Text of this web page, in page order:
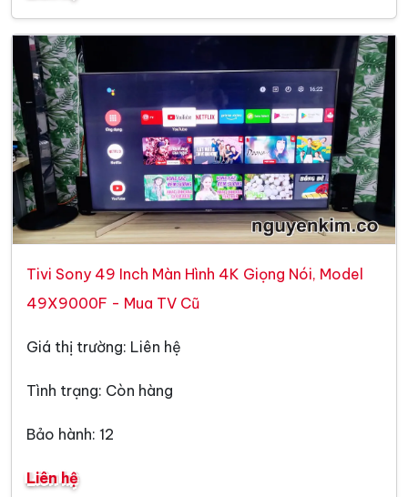
Tivi Sony 49 Inch Màn Hình 4K Giọng Nói, Model
49X9000F - Mua TV Cũ
Giá thị trường: Liên hệ
Tình trạng: Còn hàng
Bảo hành: 12
Liên hệ